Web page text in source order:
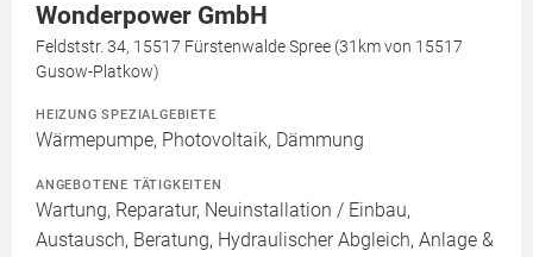
Wonderpower GmbH
Feldststr. 34, 15517 Fürstenwalde Spree (31km von 15517
Gusow-Platkow)
HEIZUNG SPEZIALGEBIETE
Wärmepumpe, Photovoltaik, Dämmung
ANGEBOTENE TÄTIGKEITEN
Wartung, Reparatur, Neuinstallation / Einbau,
Austausch, Beratung, Hydraulischer Abgleich, Anlage &